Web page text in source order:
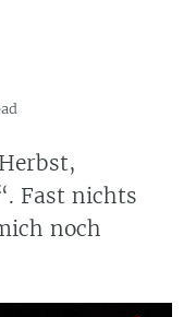
Fast nichts
noch